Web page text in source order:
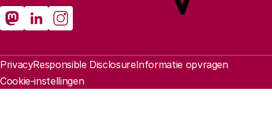
Sociale media
Rathenau Mastodon
Rathenau LinkedIn
Rathenau Instagram
Juridische informatie
PrivacyResponsible DisclosureInformatie opvragen
Cookie-instellingen